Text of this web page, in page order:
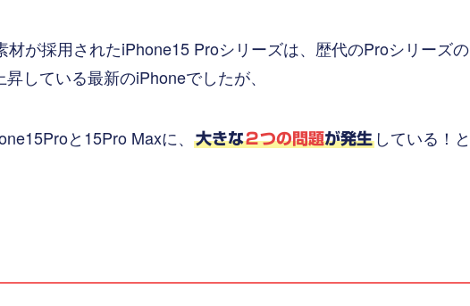
材が採用されたiPhone15 Proシリーズは、歴代のProシリーズ
している最新のiPhoneでしたが、
と15Pro Maxに、 大きな２つの問題が発生 している！